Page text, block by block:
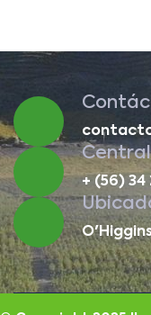
Central
+ (56) 34